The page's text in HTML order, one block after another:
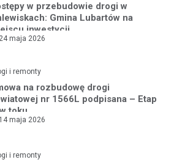
w przebudowie drogi w
Gmina Lubartów na
inwestycji
24 maja 2026
i remonty
na rozbudowę drogi
nr 1566L podpisana – Etap
toku
14 maja 2026
i remonty